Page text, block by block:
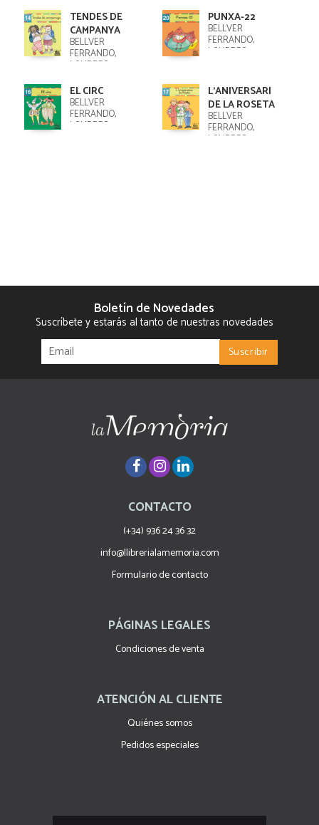
TENDES DE
CAMPANYA
BELLVER
FERRANDO,
LOURDES
PUNXA-22
BELLVER
FERRANDO,
LOURDES
EL CIRC
BELLVER
FERRANDO,
LOURDES
L'ANIVERSARI
DE LA ROSETA
BELLVER
FERRANDO,
LOURDES
Boletín de Novedades
Suscríbete y estarás al tanto de nuestras novedades
CONTACTO
(+34) 936 24 36 32
info@llibrerialamemoria.com
Formulario de contacto
PÁGINAS LEGALES
Condiciones de venta
ATENCIÓN AL CLIENTE
Quiénes somos
Pedidos especiales